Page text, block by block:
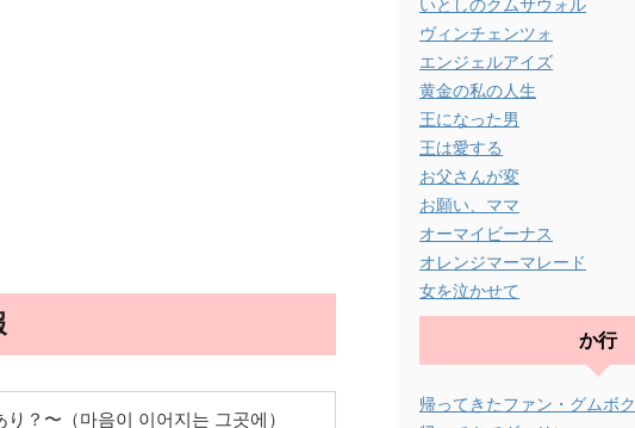
？〜（마음이 이어지는 그곳에）
ヴィンチェンツォ
エンジェルアイズ
黄金の私の人生
王になった男
王は愛する
お父さんが変
お願い、ママ
オーマイビーナス
オレンジマーマレード
女を泣かせて
か行
帰ってきたファン・グムボク